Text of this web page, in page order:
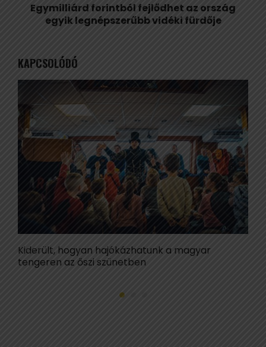
Egymilliárd forintból fejlődhet az ország
egyik legnépszerűbb vidéki fürdője
KAPCSOLÓDÓ
Kiderült, hogyan hajókázhatunk a magyar
tengeren az őszi szünetben